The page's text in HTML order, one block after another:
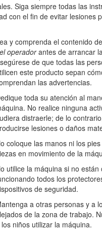
Siga siempre todas las
con el fin de evitar lesiones
y comprenda el contenido
operadorantes de arrancar
de que todas las
este producto sepan
las advertencias.
toda su atención al
No realice ninguna
distraerle; de lo
lesiones o daños
coloque las manos ni los
en movimiento de la
utilice la máquina si no están
todos los
de seguridad.
a otras personas y a
de la zona de trabajo.
niños utilizar la máquina.
utilitario está diseñado
las carreteras para el
Usar este producto con una
ser peligroso para usted
esta información para
el producto correctamente, y
al producto. Usted es
de forma correcta y
para buscar
información sobre accesorios,
o para registrar su producto.
asistencia técnica, piezas
adicional, póngase en contacto
de Servicio Autorizado o con
a mano los números de
Figura1identifica la ubicación
Con su dispositivo móvil,